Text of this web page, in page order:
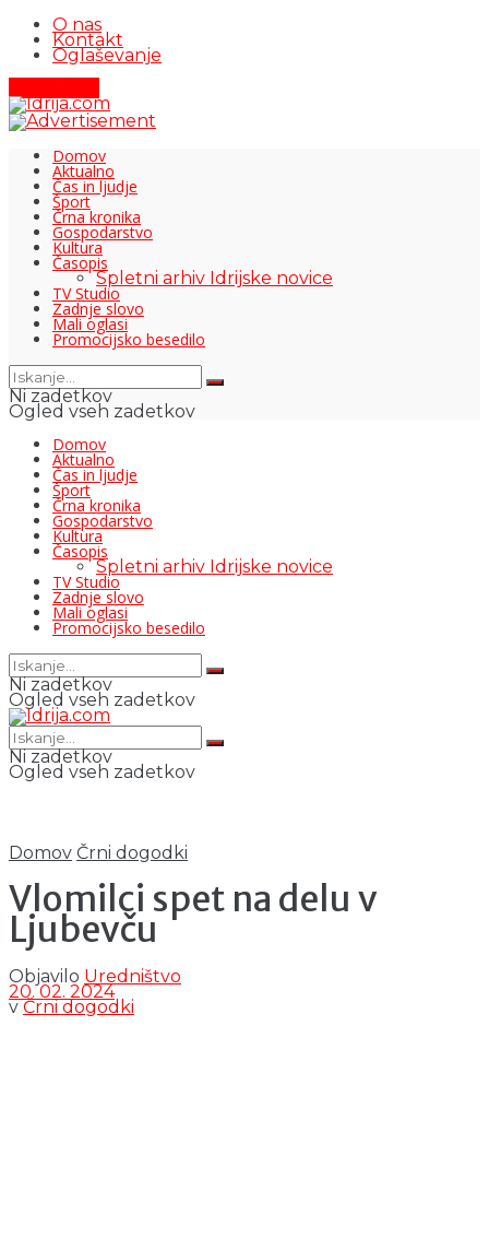
O nas
Kontakt
Oglaševanje
Domov
Aktualno
Čas in ljudje
Šport
Črna kronika
Gospodarstvo
Kultura
Časopis
Spletni arhiv Idrijske novice
TV Studio
Zadnje slovo
Mali oglasi
Promocijsko besedilo
Ni zadetkov
Ogled vseh zadetkov
Domov
Aktualno
Čas in ljudje
Šport
Črna kronika
Gospodarstvo
Kultura
Časopis
Spletni arhiv Idrijske novice
TV Studio
Zadnje slovo
Mali oglasi
Promocijsko besedilo
Ni zadetkov
Ogled vseh zadetkov
Ni zadetkov
Ogled vseh zadetkov
Domov Črni dogodki
Vlomilci spet na delu v
Ljubevču
Objavilo Uredništvo
20. 02. 2024
v Črni dogodki